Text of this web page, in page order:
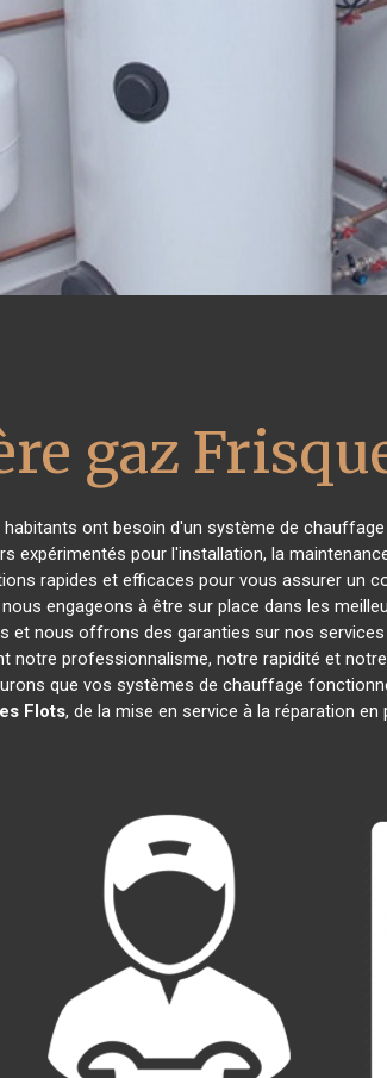
gaz
habitants ont besoin d'un système de
expérimentés pour l'installation, la
rapides et efficaces pour vous assurer un
engageons à être sur place dans les
et nous offrons des garanties sur nos
notre professionnalisme, notre rapidité et
que vos systèmes de chauffage
Flots, de la mise en service à la réparation